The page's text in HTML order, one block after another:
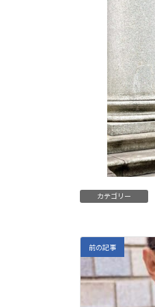
カテゴリー
前の記事